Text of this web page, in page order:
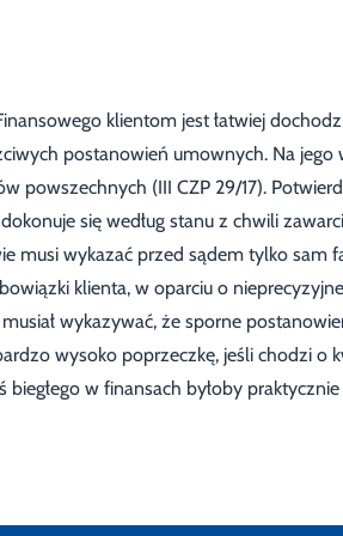
klientom jest łatwiej
postanowień umownych. Na jego
powszechnych (III CZP 29/17).
się według stanu z chwili
musi wykazać przed sądem tylko sam
klienta, w oparciu o
wykazywać, że sporne
wysoko poprzeczkę, jeśli chodzi o
w finansach byłoby